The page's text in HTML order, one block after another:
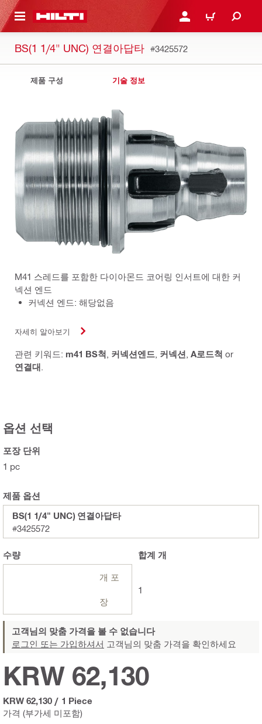
으로 건너뛰기 로그인 또는 회원가입
장바구니
BS(1 1/4" UNC) 연결아답타 #3425572
제품 구성 기술 정보
M41 스레드를 포함한 다이아몬드 코어링 인서트에 대한 커
넥션 엔드
커넥션 엔드: 해당없음
자세히 알아보기
관련 키워드: m41 BS척 커넥션엔드 커넥션 A로드척 or
연결대
옵션 선택
포장 단위
1 pc
제품 옵션
BS(1 1/4" UNC) 연결아답타
#3425572
수량
개 포
장
합계 개
1
고객님의 맞춤 가격을 볼 수 없습니다
로그인 또는 가입하셔서 고객님의 맞춤 가격을 확인하세요
가격 (부가세 미포함)
KRW 62,130
KRW 62,130 / 1 Piece